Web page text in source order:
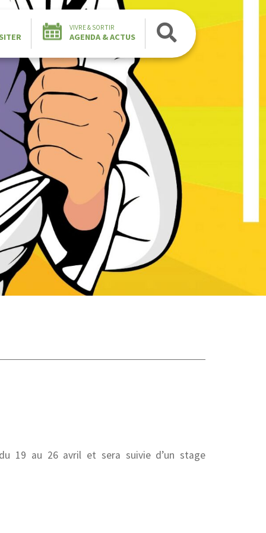
VIVRE & SORTIR
AGENDA & ACTUS
19 au 26 avril et sera suivie d’un stage